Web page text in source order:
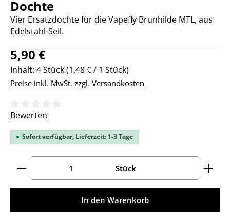
Dochte
Vier Ersatzdochte für die Vapefly Brunhilde MTL, aus
Edelstahl-Seil.
Regulärer Preis:
5,90 €
Inhalt: 4 Stück(1,48 € / 1 Stück)
Preise inkl. MwSt. zzgl. Versandkosten
Durchschnittliche Bewertung von 0 von 5 Sternen
Bewerten
Sofort verfügbar, Lieferzeit: 1-3 Tage
Produkt Anzahl: Gib den gewünschten Wert ein
Stück
In den Warenkorb